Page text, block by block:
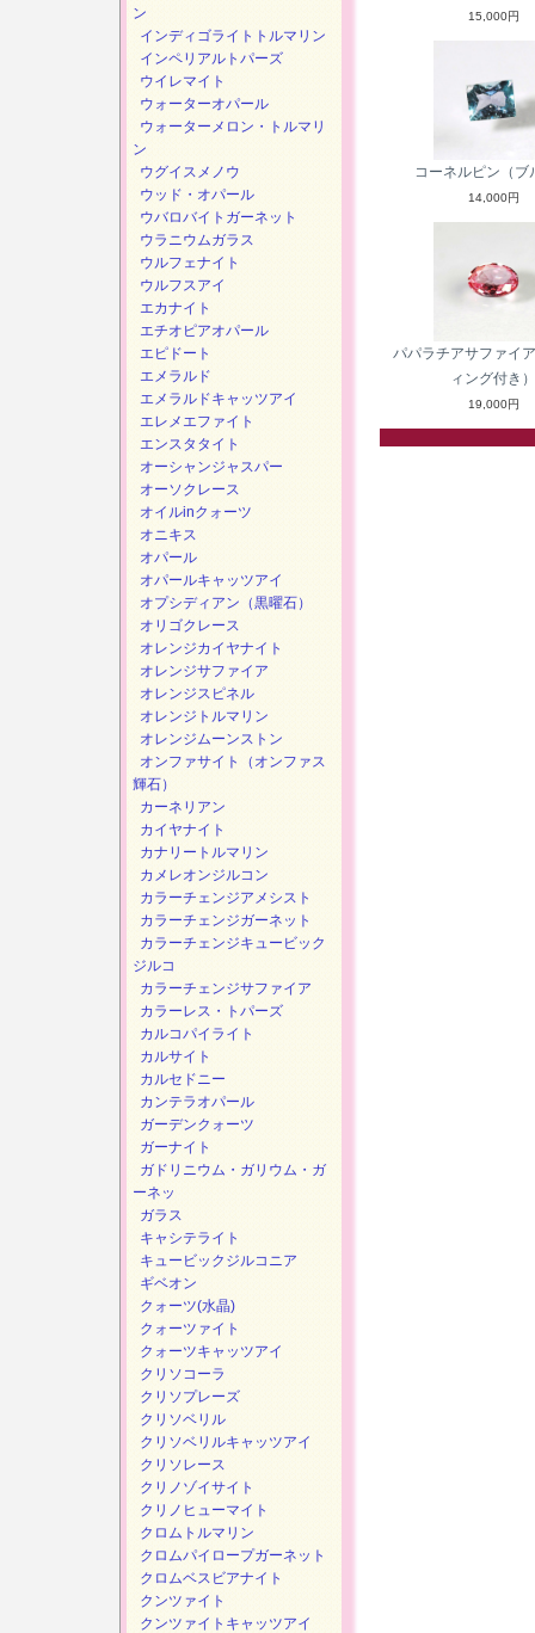
15,000円
コーネルピン（ブ
14,000円
パパラチアサファイ
ィング付き）
19,000円
ン
インディゴライトトルマリン
インペリアルトパーズ
ウイレマイト
ウォーターオパール
ウォーターメロン・トルマリ
ン
ウグイスメノウ
ウッド・オパール
ウバロバイトガーネット
ウラニウムガラス
ウルフェナイト
ウルフスアイ
エカナイト
エチオピアオパール
エピドート
エメラルド
エメラルドキャッツアイ
エレメエファイト
エンスタタイト
オーシャンジャスパー
オーソクレース
オイルinクォーツ
オニキス
オパール
オパールキャッツアイ
オプシディアン（黒曜石）
オリゴクレース
オレンジカイヤナイト
オレンジサファイア
オレンジスピネル
オレンジトルマリン
オレンジムーンストン
オンファサイト（オンファス
輝石）
カーネリアン
カイヤナイト
カナリートルマリン
カメレオンジルコン
カラーチェンジアメシスト
カラーチェンジガーネット
カラーチェンジキュービック
ジルコ
カラーチェンジサファイア
カラーレス・トパーズ
カルコパイライト
カルサイト
カルセドニー
カンテラオパール
ガーデンクォーツ
ガーナイト
ガドリニウム・ガリウム・ガ
ーネッ
ガラス
キャシテライト
キュービックジルコニア
ギベオン
クォーツ(水晶)
クォーツァイト
クォーツキャッツアイ
クリソコーラ
クリソプレーズ
クリソベリル
クリソベリルキャッツアイ
クリソレース
クリノゾイサイト
クリノヒューマイト
クロムトルマリン
クロムパイロープガーネット
クロムベスビアナイト
クンツァイト
クンツァイトキャッツアイ